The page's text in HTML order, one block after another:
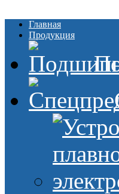
Главная
Продукция